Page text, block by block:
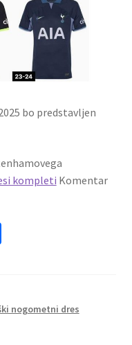
bo predstavljen
kompleti Komentar
S
e nogometni dres